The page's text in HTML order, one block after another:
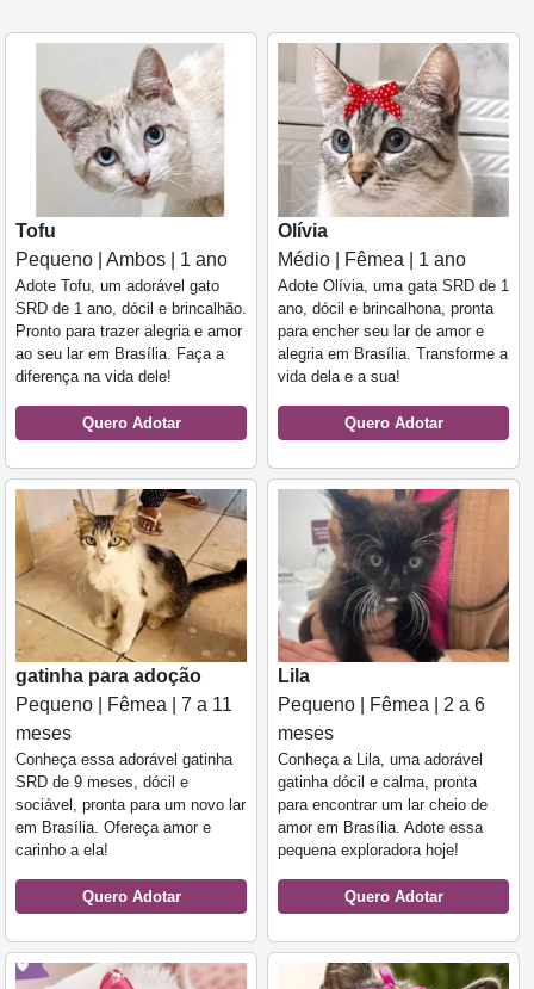
Tofu
Pequeno | Ambos | 1 ano
Adote Tofu, um adorável gato
SRD de 1 ano, dócil e brincalhão.
Pronto para trazer alegria e amor
ao seu lar em Brasília. Faça a
diferença na vida dele!
Quero Adotar
Olívia
Médio | Fêmea | 1 ano
Adote Olívia, uma gata SRD de 1
ano, dócil e brincalhona, pronta
para encher seu lar de amor e
alegria em Brasília. Transforme a
vida dela e a sua!
Quero Adotar
gatinha para adoção
Pequeno | Fêmea | 7 a 11
meses
Conheça essa adorável gatinha
SRD de 9 meses, dócil e
sociável, pronta para um novo lar
em Brasília. Ofereça amor e
carinho a ela!
Quero Adotar
Lila
Pequeno | Fêmea | 2 a 6
meses
Conheça a Lila, uma adorável
gatinha dócil e calma, pronta
para encontrar um lar cheio de
amor em Brasília. Adote essa
pequena exploradora hoje!
Quero Adotar